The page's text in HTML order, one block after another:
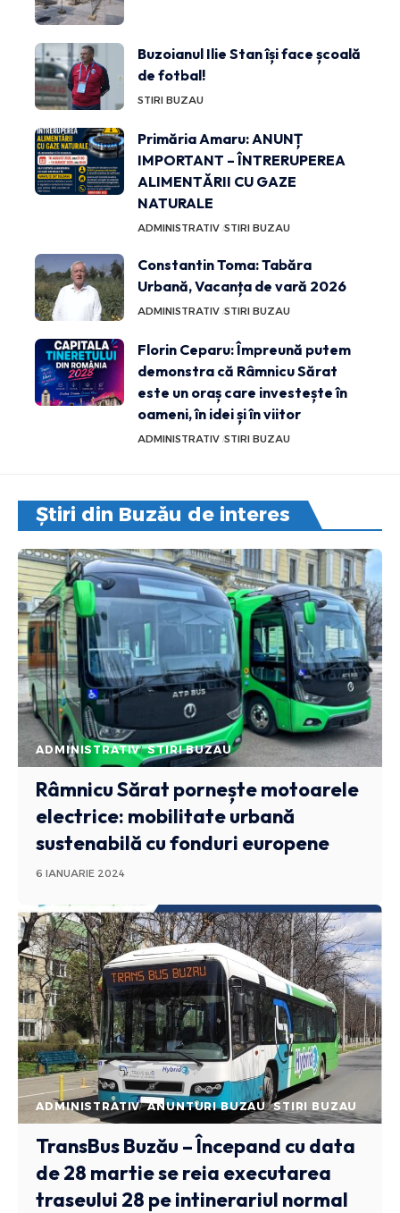
Buzoianul Ilie Stan își face școală
de fotbal!
STIRI BUZAU
Primăria Amaru: ANUNȚ
IMPORTANT – ÎNTRERUPEREA
ALIMENTĂRII CU GAZE
NATURALE
ADMINISTRATIV STIRI BUZAU
Constantin Toma: Tabăra
Urbană, Vacanța de vară 2026
ADMINISTRATIV STIRI BUZAU
Florin Ceparu: Împreună putem
demonstra că Râmnicu Sărat
este un oraș care investește în
oameni, în idei și în viitor
ADMINISTRATIV STIRI BUZAU
Știri din Buzău de interes
ADMINISTRATIV STIRI BUZAU
Râmnicu Sărat pornește motoarele
electrice: mobilitate urbană
sustenabilă cu fonduri europene
6 IANUARIE 2024
ADMINISTRATIV ANUNTURI BUZAU STIRI BUZAU
TransBus Buzău – Începand cu data
de 28 martie se reia executarea
traseului 28 pe intinerariul normal